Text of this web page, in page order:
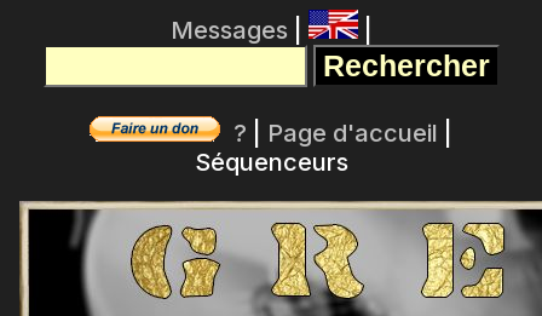
Messages |
? Page d'accueil
Séquenceurs